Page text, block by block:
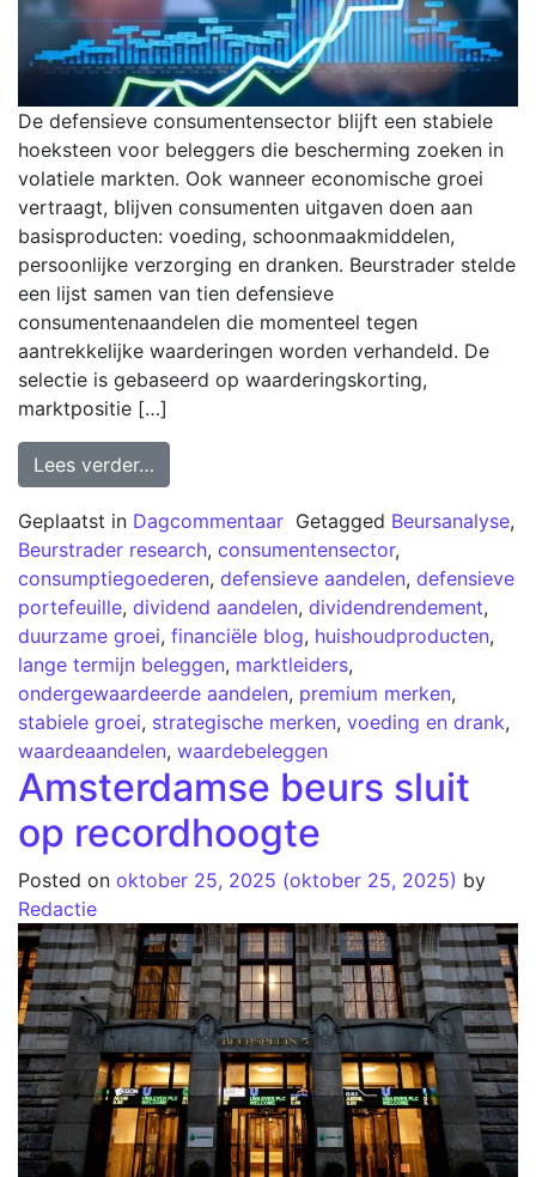
De defensieve consumentensector blijft een stabiele
hoeksteen voor beleggers die bescherming zoeken in
volatiele markten. Ook wanneer economische groei
vertraagt, blijven consumenten uitgaven doen aan
basisproducten: voeding, schoonmaakmiddelen,
persoonlijke verzorging en dranken. Beurstrader stelde
een lijst samen van tien defensieve
consumentenaandelen die momenteel tegen
aantrekkelijke waarderingen worden verhandeld. De
selectie is gebaseerd op waarderingskorting,
marktpositie […]
Lees verder…
Geplaatst in Dagcommentaar Getagged Beursanalyse,
Beurstrader research, consumentensector,
consumptiegoederen, defensieve aandelen, defensieve
portefeuille, dividend aandelen, dividendrendement,
duurzame groei, financiële blog, huishoudproducten,
lange termijn beleggen, marktleiders,
ondergewaardeerde aandelen, premium merken,
stabiele groei, strategische merken, voeding en drank,
waardeaandelen, waardebeleggen
Amsterdamse beurs sluit
op recordhoogte
Posted on oktober 25, 2025 (oktober 25, 2025) by
Redactie